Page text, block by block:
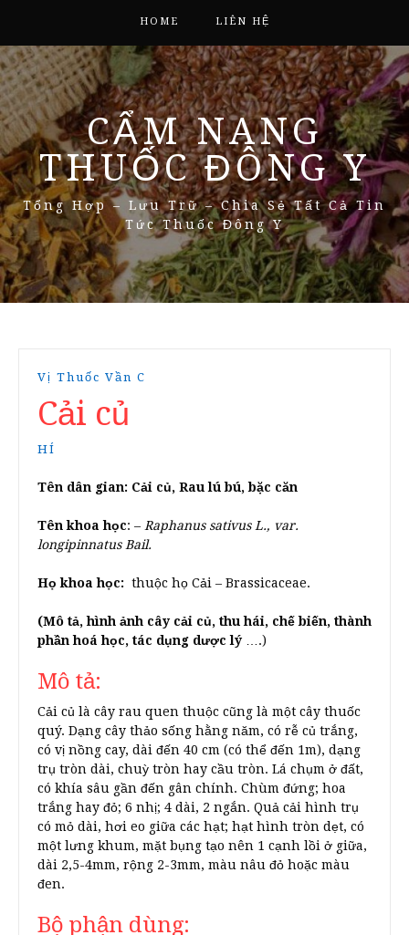
HOME LIÊN HỆ
CẨM NANG
THUỐC ĐÔNG Y
Tổng Hợp – Lưu Trữ – Chia Sẻ Tất Cả Tin
Tức Thuốc Đông Y
Vị Thuốc Vần C
Cải củ
HÍ
Tên dân gian: Cải củ, Rau lú bú, bặc căn
Tên khoa học: – Raphanus sativus L., var.
longipinnatus Bail.
Họ khoa học: thuộc họ Cải – Brassicaceae.
(Mô tả, hình ảnh cây cải củ, thu hái, chế biến, thành
phần hoá học, tác dụng dược lý….)
Mô tả:
Cải củ là cây rau quen thuộc cũng là một cây thuốc
quý. Dạng cây thảo sống hằng năm, có rễ củ trắng,
có vị nồng cay, dài đến 40 cm (có thể đến 1m), dạng
trụ tròn dài, chuỳ tròn hay cầu tròn. Lá chụm ở đất,
có khía sâu gần đến gân chính. Chùm đứng; hoa
trắng hay đỏ; 6 nhị; 4 dài, 2 ngắn. Quả cải hình trụ
có mỏ dài, hơi eo giữa các hạt; hạt hình tròn dẹt, có
một lưng khum, mặt bụng tạo nên 1 cạnh lồi ở giữa,
dài 2,5-4mm, rộng 2-3mm, màu nâu đỏ hoặc màu
đen.
Bộ phận dùng: